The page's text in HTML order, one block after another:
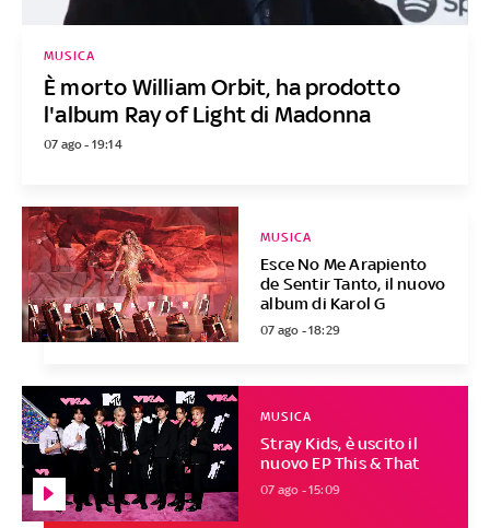
È morto William Orbit, ha prodotto
l'album Ray of Light di Madonna
MUSICA
07 ago - 19:14
Esce No Me Arapiento
de Sentir Tanto, il nuovo
album di Karol G
MUSICA
07 ago - 18:29
Stray Kids, è uscito il
nuovo EP This & That
MUSICA
07 ago - 15:09